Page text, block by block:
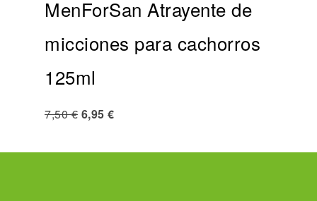
MenForSan Atrayente de
micciones para cachorros
125ml
7,50€ 6,95 €